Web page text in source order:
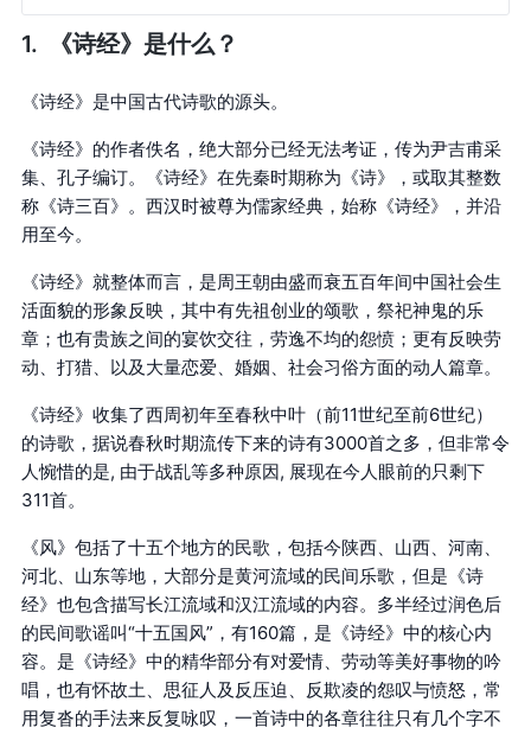
《诗经》是什么？
《诗经》是中国古代诗歌的源头。
《诗经》的作者佚名，绝大部分已经无法考证，传为尹吉甫采
集、孔子编订。《诗经》在先秦时期称为《诗》，或取其整数
称《诗三百》。西汉时被尊为儒家经典，始称《诗经》，并沿
用至今。
《诗经》就整体而言，是周王朝由盛而衰五百年间中国社会生
活面貌的形象反映，其中有先祖创业的颂歌，祭祀神鬼的乐
章；也有贵族之间的宴饮交往，劳逸不均的怨愤；更有反映劳
动、打猎、以及大量恋爱、婚姻、社会习俗方面的动人篇章。
《诗经》收集了西周初年至春秋中叶（前11世纪至前6世纪）
的诗歌，据说春秋时期流传下来的诗有3000首之多，但非常令
人惋惜的是, 由于战乱等多种原因, 展现在今人眼前的只剩下
311首。
《风》包括了十五个地方的民歌，包括今陕西、山西、河南、
河北、山东等地，大部分是黄河流域的民间乐歌，但是《诗
经》也包含描写长江流域和汉江流域的内容。多半经过润色后
的民间歌谣叫“十五国风”，有160篇，是《诗经》中的核心内
容。是《诗经》中的精华部分有对爱情、劳动等美好事物的吟
唱，也有怀故土、思征人及反压迫、反欺凌的怨叹与愤怒，常
用复沓的手法来反复咏叹，一首诗中的各章往往只有几个字不